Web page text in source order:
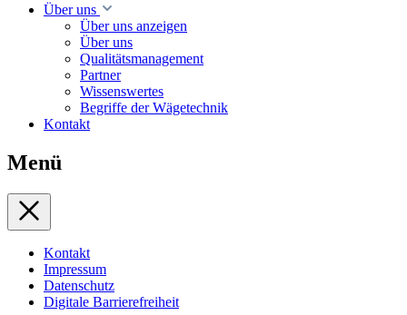
Über uns
Über uns anzeigen
Über uns
Qualitätsmanagement
Partner
Wissenswertes
Begriffe der Wägetechnik
Kontakt
Menü
Kontakt
Impressum
Datenschutz
Digitale Barrierefreiheit